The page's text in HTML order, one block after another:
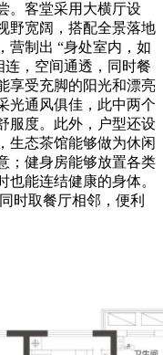
。客堂采用大横厅设
野宽阔，搭配全景落地
营制出 “身处室内，如
连，空间通透，同时餐
享受充脚的阳光和漂亮
光通风俱佳，此中两个
服度。此外，户型还设
生态茶馆能够做为休闲
；健身房能够放置各类
能连结健康的身体。
时取餐厅相邻，便利